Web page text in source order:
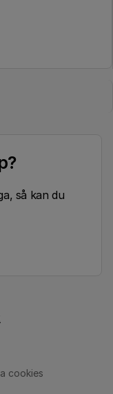
så kan du
cookies